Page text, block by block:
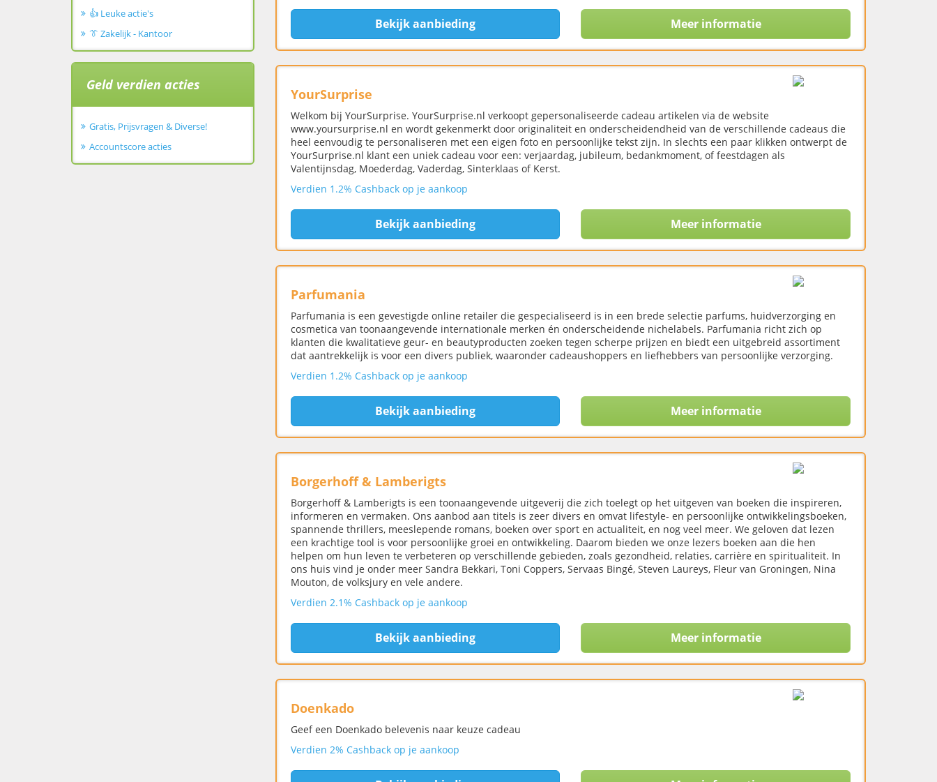
Bekijk aanbieding Meer informatie
YourSurprise
Welkom bij YourSurprise. YourSurprise.nl verkoopt gepersonaliseerde cadeau artikelen via de website
www.yoursurprise.nl en wordt gekenmerkt door originaliteit en onderscheidendheid van de verschillende cadeaus die
heel eenvoudig te personaliseren met een eigen foto en persoonlijke tekst zijn. In slechts een paar klikken ontwerpt de
YourSurprise.nl klant een uniek cadeau voor een: verjaardag, jubileum, bedankmoment, of feestdagen als
Valentijnsdag, Moederdag, Vaderdag, Sinterklaas of Kerst.
Verdien 1.2% Cashback op je aankoop
Bekijk aanbieding Meer informatie
Parfumania
Parfumania is een gevestigde online retailer die gespecialiseerd is in een brede selectie parfums, huidverzorging en
cosmetica van toonaangevende internationale merken én onderscheidende nichelabels. Parfumania richt zich op
klanten die kwalitatieve geur- en beautyproducten zoeken tegen scherpe prijzen en biedt een uitgebreid assortiment
dat aantrekkelijk is voor een divers publiek, waaronder cadeaushoppers en liefhebbers van persoonlijke verzorging.
Verdien 1.2% Cashback op je aankoop
Bekijk aanbieding Meer informatie
Borgerhoff & Lamberigts
Borgerhoff & Lamberigts is een toonaangevende uitgeverij die zich toelegt op het uitgeven van boeken die inspireren,
informeren en vermaken. Ons aanbod aan titels is zeer divers en omvat lifestyle- en persoonlijke ontwikkelingsboeken,
spannende thrillers, meeslepende romans, boeken over sport en actualiteit, en nog veel meer. We geloven dat lezen
een krachtige tool is voor persoonlijke groei en ontwikkeling. Daarom bieden we onze lezers boeken aan die hen
helpen om hun leven te verbeteren op verschillende gebieden, zoals gezondheid, relaties, carrière en spiritualiteit. In
ons huis vind je onder meer Sandra Bekkari, Toni Coppers, Servaas Bingé, Steven Laureys, Fleur van Groningen, Nina
Mouton, de volksjury en vele andere.
Verdien 2.1% Cashback op je aankoop
Bekijk aanbieding Meer informatie
Doenkado
Geef een Doenkado belevenis naar keuze cadeau
Verdien 2% Cashback op je aankoop
👍 Leuke actie's
👔 Zakelijk - Kantoor
Geld verdien acties
Gratis, Prijsvragen & Diverse!
Accountscore acties